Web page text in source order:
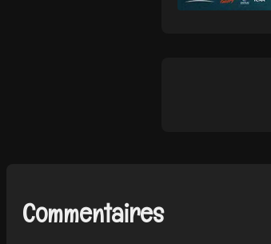
Commentaires